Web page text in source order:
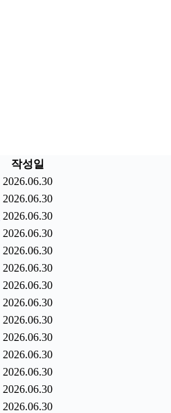
작성일
2026.06.30
2026.06.30
2026.06.30
2026.06.30
2026.06.30
2026.06.30
2026.06.30
2026.06.30
2026.06.30
2026.06.30
2026.06.30
2026.06.30
2026.06.30
2026.06.30